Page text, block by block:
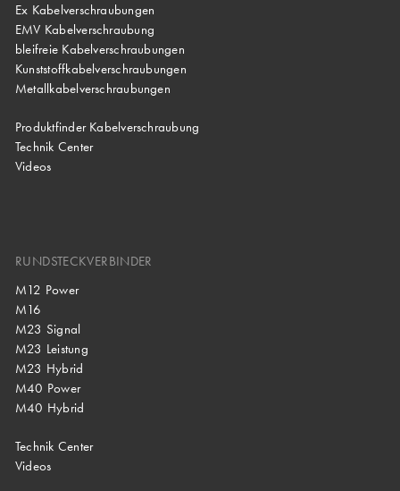
Ex Kabelverschraubungen
EMV Kabelverschraubung
bleifreie Kabelverschraubungen
Kunststoffkabelverschraubungen
Metallkabelverschraubungen
Produktfinder Kabelverschraubung
Technik Center
Videos
RUNDSTECKVERBINDER
M12 Power
M16
M23 Signal
M23 Leistung
M23 Hybrid
M40 Power
M40 Hybrid
Technik Center
Videos